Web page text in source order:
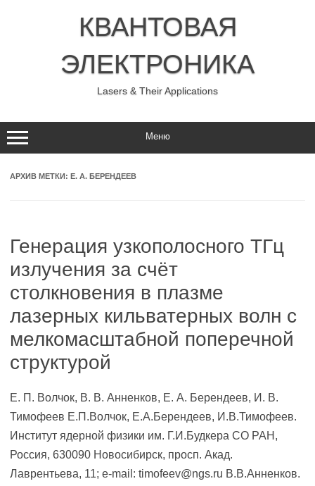
КВАНТОВАЯ
ЭЛЕКТРОНИКА
Lasers & Their Applications
Меню
АРХИВ МЕТКИ: Е. А. БЕРЕНДЕЕВ
Генерация узкополосного ТГц
излучения за счёт
столкновения в плазме
лазерных кильватерных волн с
мелкомасштабной поперечной
структурой
Е. П. Волчок, В. В. Анненков, Е. А. Берендеев, И. В.
Тимофеев Е.П.Волчок, Е.А.Берендеев, И.В.Тимофеев.
Институт ядерной физики им. Г.И.Будкера СО РАН,
Россия, 630090 Новосибирск, просп. Акад.
Лаврентьева, 11; e-mail: timofeev@ngs.ru В.В.Анненков.